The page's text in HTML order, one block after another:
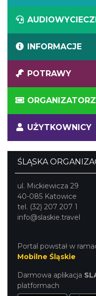
INFORMACJE
POTRAWY
UŻYTKOWNICY
ŚLĄSKA
ul. Mickiewicza 29
40-085 Katowice
tel. (32) 207 207 1
info@slaskie.travel
Portal powstał w
Mobilne Śląskie
Darmowa aplikacja
platformach